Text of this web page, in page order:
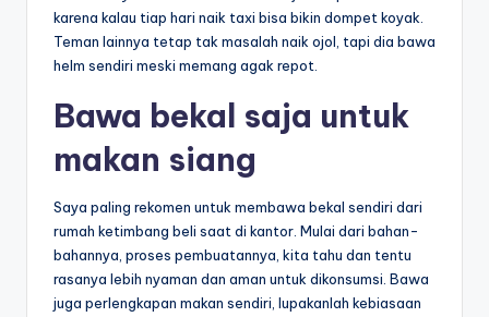
karena kalau tiap hari naik taxi bisa bikin dompet koyak.
Teman lainnya tetap tak masalah naik ojol, tapi dia bawa
helm sendiri meski memang agak repot.
Bawa bekal saja untuk
makan siang
Saya paling rekomen untuk membawa bekal sendiri dari
rumah ketimbang beli saat di kantor. Mulai dari bahan-
bahannya, proses pembuatannya, kita tahu dan tentu
rasanya lebih nyaman dan aman untuk dikonsumsi. Bawa
juga perlengkapan makan sendiri, lupakanlah kebiasaan